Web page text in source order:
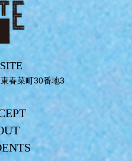
春菜町30番地3